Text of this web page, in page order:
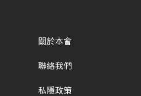
關於本會
聯絡我們
私隱政策